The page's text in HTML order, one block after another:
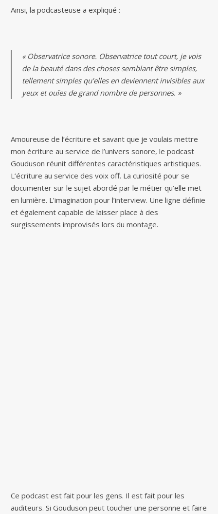
Ainsi, la podcasteuse a expliqué :
« Observatrice sonore. Observatrice tout court, je vois
de la beauté dans des choses semblant être simples,
tellement simples qu’elles en deviennent invisibles aux
yeux et ouïes de grand nombre de personnes. »
Amoureuse de l’écriture et savant que je voulais mettre
mon écriture au service de l’univers sonore, le podcast
Gouduson réunit différentes caractéristiques artistiques.
L’écriture au service des voix off. La curiosité pour se
documenter sur le sujet abordé par le métier qu’elle met
en lumière. L’imagination pour l’interview. Une ligne définie
et également capable de laisser place à des
surgissements improvisés lors du montage.
Ce podcast est fait pour les gens. Il est fait pour les
auditeurs. Si Gouduson peut toucher une personne et faire